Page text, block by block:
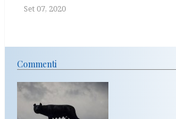
Set 07, 2020
Commenti